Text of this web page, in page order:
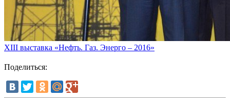
XIII выставка «Нефть. Газ. Энерго – 2016»
Поделиться: